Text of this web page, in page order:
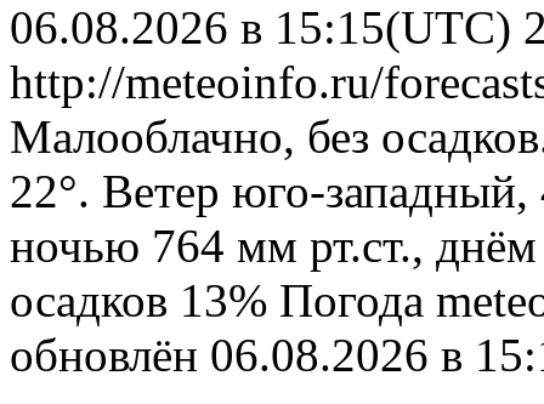
06.08.2026 в 15:15(UTC)
http://meteoinfo.ru/
Малооблачно, без
22°. Ветер юго-
ночью 764 мм рт.ст.,
осадков 13% Погода
обновлён 06.08.2026 в